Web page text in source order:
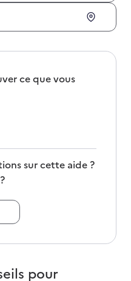
ce que vous
sur cette aide ?
pour